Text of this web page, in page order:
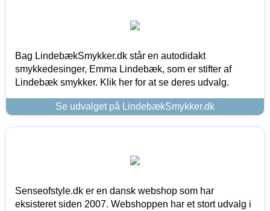
Bag LindebækSmykker.dk står en autodidakt
smykkedesinger, Emma Lindebæk, som er stifter af
Lindebæk smykker. Klik her for at se deres udvalg.
Se udvalget på LindebækSmykker.dk
Senseofstyle.dk er en dansk webshop som har
eksisteret siden 2007. Webshoppen har et stort udvalg i